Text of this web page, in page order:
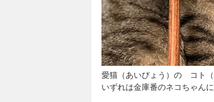
愛猫（あいびょう）の コト
いずれは金庫番のネコちゃん